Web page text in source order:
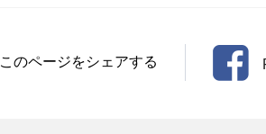
このページをシェアする